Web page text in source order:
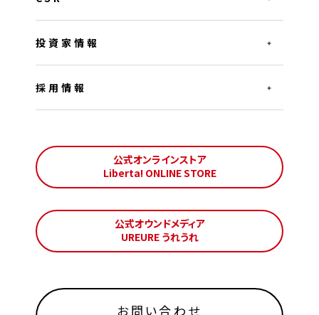
投資家情報
採用情報
公式オンラインストア
Liberta! ONLINE STORE
公式オウンドメディア
UREURE うれうれ
お問い合わせ